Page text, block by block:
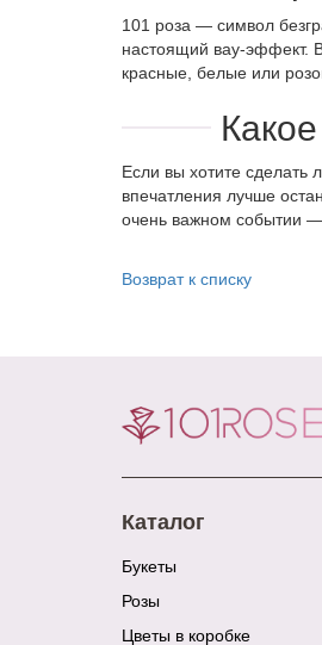
101 роза — символ
настоящий вау-эффект.
красные, белые или
Если вы хотите сделать
впечатления лучше
очень важном событии
Возврат к списку
Каталог
Букеты
Розы
Цветы в коробке